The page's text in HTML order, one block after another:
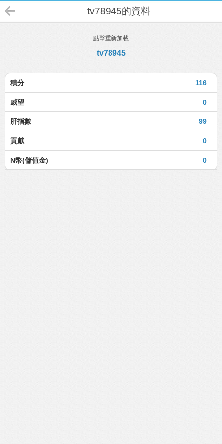
tv78945的資料
點擊重新加載
tv78945
116
積分
0
威望
99
肝指數
0
貢獻
0
N幣(儲值金)